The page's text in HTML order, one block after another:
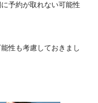
予約が取れない可能性
性も考慮しておきまし